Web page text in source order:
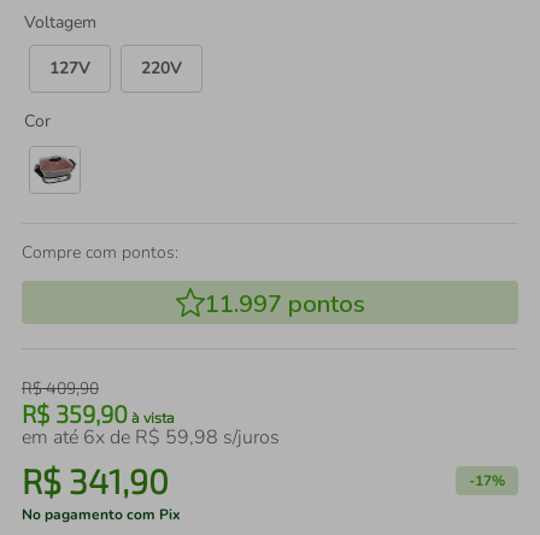
Voltagem
127V
220V
Cor
Compre com pontos:
11.997 pontos
R$409,90
R$ 359,90 à vista
em até 6x de R$ 59,98 s/juros
R$ 341,90 -17%
No pagamento com Pix